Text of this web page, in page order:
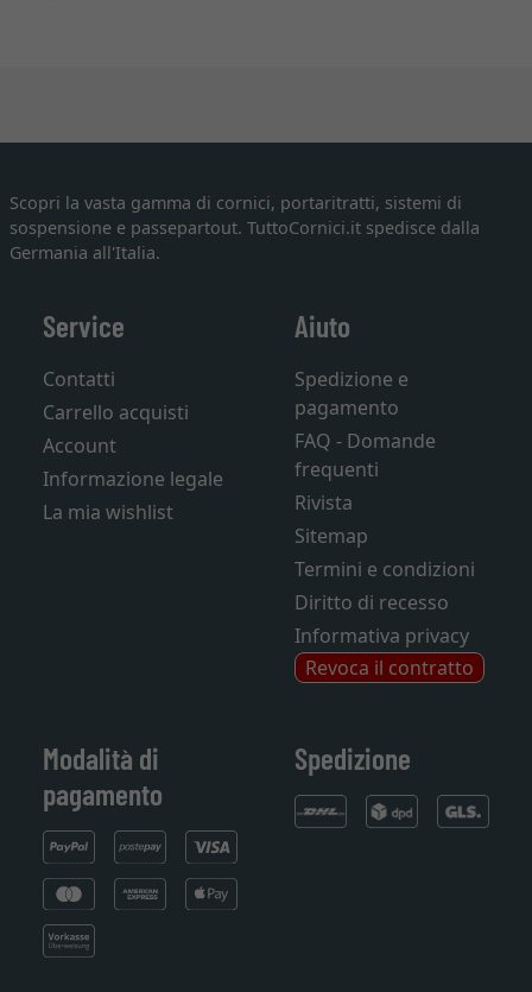
Scopri la vasta gamma di cornici, portaritratti, sistemi di
sospensione e passepartout. TuttoCornici.it spedisce dalla
Germania all'Italia.
Service
Contatti
Carrello acquisti
Account
Informazione legale
La mia wishlist
Aiuto
Spedizione e
pagamento
FAQ - Domande
frequenti
Rivista
Sitemap
Termini e condizioni
Diritto di recesso
Informativa privacy
Revoca il contratto
Modalità di
pagamento
Spedizione